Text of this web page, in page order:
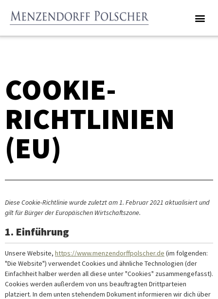
COOKIE-
RICHTLINIEN
(EU)
Diese Cookie-Richtlinie wurde zuletzt am 1. Februar 2021 aktualisiert und
gilt für Bürger der Europäischen Wirtschaftszone.
1. Einführung
Unsere Website, https://www.menzendorffpolscher.de (im folgenden:
"Die Website") verwendet Cookies und ähnliche Technologien (der
Einfachheit halber werden all diese unter "Cookies" zusammengefasst).
Cookies werden außerdem von uns beauftragten Drittparteien
platziert. In dem unten stehendem Dokument informieren wir dich über